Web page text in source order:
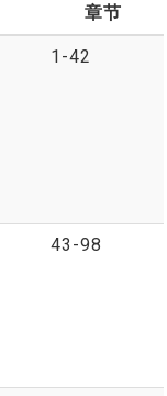
章节
1-42
43-98